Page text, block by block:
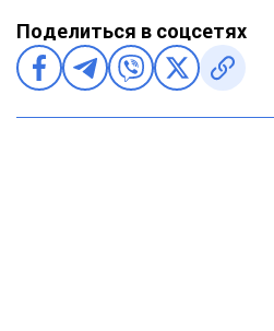
Поделиться в соцсетях